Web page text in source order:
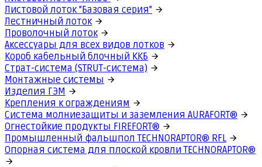
Листовой лоток "Базовая серия"
Лестничный лоток
Проволочный лоток
Аксессуары для всех видов лотков
Короб кабельный блочный ККБ
Страт-система (STRUT-система)
Монтажные системы
Изделия ГЭМ
Крепления к ограждениям
Система молниезащиты и заземления AURAFORT®
Огнестойкие продукты FIREFORT®
Промышленный фальшпол TECHNORAPTOR® RFL
Опорная система для плоской кровли TECHNORAPTOR®